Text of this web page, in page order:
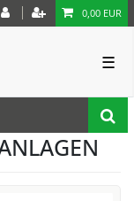
0,00 EUR
☰